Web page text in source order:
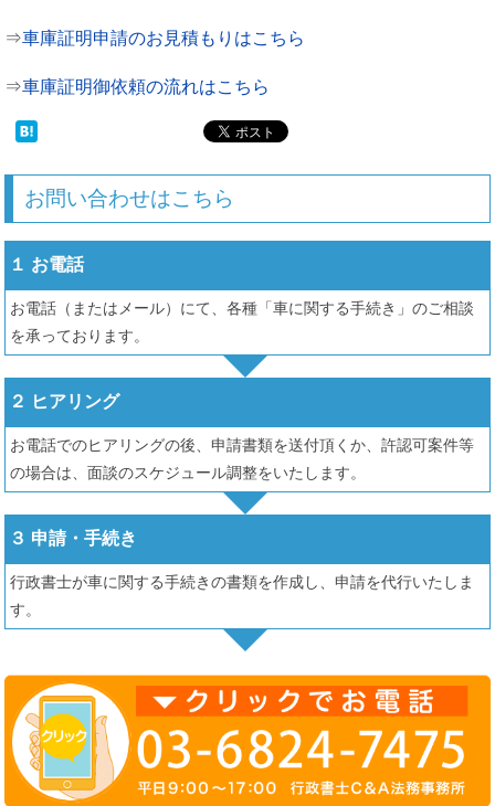
⇒車庫証明申請のお見積もりはこちら
⇒車庫証明御依頼の流れはこちら
お問い合わせはこちら
１ お電話
お電話（またはメール）にて、各種「車に関する手続き」のご相談
を承っております。
２ ヒアリング
お電話でのヒアリングの後、申請書類を送付頂くか、許認可案件等
の場合は、面談のスケジュール調整をいたします。
３ 申請・手続き
行政書士が車に関する手続きの書類を作成し、申請を代行いたしま
す。